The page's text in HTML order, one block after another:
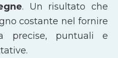
. Un risultato che
costante nel fornire
precise, puntuali e